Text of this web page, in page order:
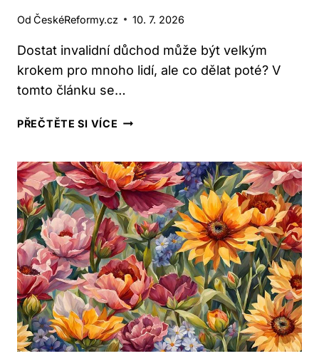
Od ČeskéReformy.cz 10. 7. 2026
Dostat invalidní důchod může být velkým
krokem pro mnoho lidí, ale co dělat poté? V
tomto článku se…
PŘEČTĚTE SI VÍCE CO
UZNÁNÍ
INVALIDNÍHO
DŮCHODU?
DŮLEŽITÉ
INFORMACE